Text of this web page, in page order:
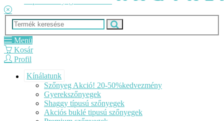
Menü
Kosár
Profil
Kínálatunk
Szőnyeg Akció! 20-50%kedvezmény
Gyerekszőnyegek
Shaggy típusú szőnyegek
Akciós buklé tipusú szőnyegek